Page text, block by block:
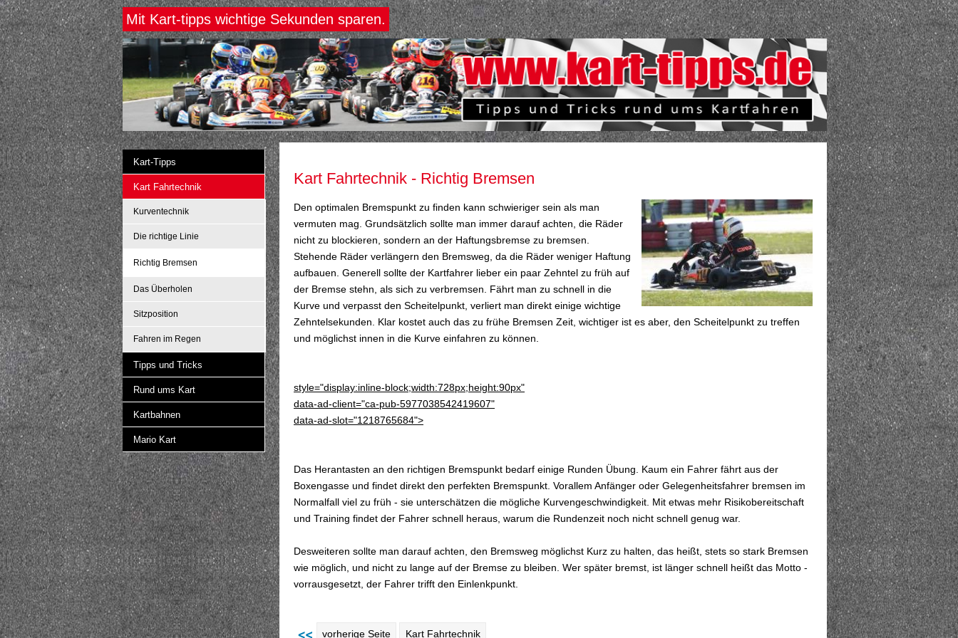
Mit Kart-tipps wichtige Sekunden sparen.
Kart Fahrtechnik - Richtig Bremsen
Den optimalen Bremspunkt zu finden kann schwieriger sein als man
vermuten mag. Grundsätzlich sollte man immer darauf achten, die Räder
nicht zu blockieren, sondern an der Haftungsbremse zu bremsen.
Stehende Räder verlängern den Bremsweg, da die Räder weniger Haftung
aufbauen. Generell sollte der Kartfahrer lieber ein paar Zehntel zu früh auf
der Bremse stehn, als sich zu verbremsen. Fährt man zu schnell in die
Kurve und verpasst den Scheitelpunkt, verliert man direkt einige wichtige
Zehntelsekunden. Klar kostet auch das zu frühe Bremsen Zeit, wichtiger ist es aber, den Scheitelpunkt zu treffen
und möglichst innen in die Kurve einfahren zu können.
style="display:inline-block;width:728px;height:90px"
data-ad-client="ca-pub-5977038542419607"
data-ad-slot="1218765684">
Das Herantasten an den richtigen Bremspunkt bedarf einige Runden Übung. Kaum ein Fahrer fährt aus der
Boxengasse und findet direkt den perfekten Bremspunkt. Vorallem Anfänger oder Gelegenheitsfahrer bremsen im
Normalfall viel zu früh - sie unterschätzen die mögliche Kurvengeschwindigkeit. Mit etwas mehr Risikobereitschaft
und Training findet der Fahrer schnell heraus, warum die Rundenzeit noch nicht schnell genug war.
Desweiteren sollte man darauf achten, den Bremsweg möglichst Kurz zu halten, das heißt, stets so stark Bremsen
wie möglich, und nicht zu lange auf der Bremse zu bleiben. Wer später bremst, ist länger schnell heißt das Motto -
vorrausgesetzt, der Fahrer trifft den Einlenkpunkt.
vorherige Seite Kart Fahrtechnik
Kart-Tipps
Kart Fahrtechnik
Kurventechnik
Die richtige Linie
Richtig Bremsen
Das Überholen
Sitzposition
Fahren im Regen
Tipps und Tricks
Rund ums Kart
Kartbahnen
Mario Kart